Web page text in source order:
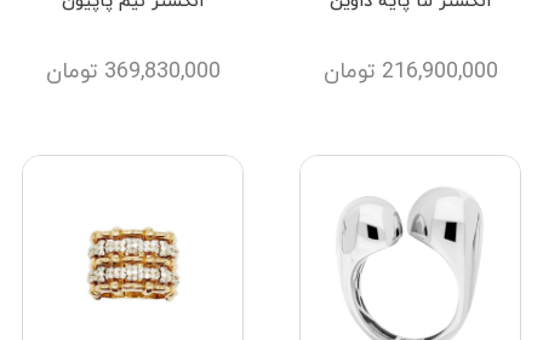
216,900,000 تومان 369,830,000 تومان